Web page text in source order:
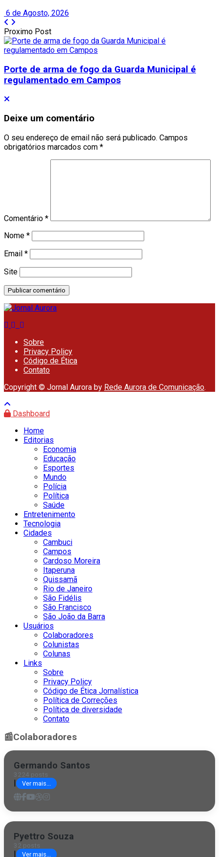
6 de Agosto, 2026
Proximo Post
Porte de arma de fogo da Guarda Municipal é
regulamentado em Campos
Deixe um comentário
O seu endereço de email não será publicado. Campos
obrigatórios marcados com *
Comentário *
Nome *
Email *
Site
Sobre
Privacy Policy
Código de Ética
Contato
Copyright © Jornal Aurora by Rede Aurora de Comunicação.
Dashboard
Home
Editorias
Economia
Educação
Esportes
Mundo
Polícia
Política
Saúde
Entretenimento
Tecnologia
Cidades
Cambuci
Campos
Cardoso Moreira
Itaperuna
Quissamã
Rio de Janeiro
São Fidélis
São Francisco
São João da Barra
Usuários
Colaboradores
Colunistas
Colunas
Links
Sobre
Privacy Policy
Código de Ética Jornalística
Política de Correções
Política de diversidade
Contato
📰Colaboradores
Germando Santos
3224 posts
| Ver mais...
Pyettro Souza
32 posts
| Ver mais...